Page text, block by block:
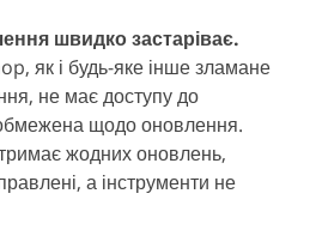
швидко застаріває.
як і будь-яке інше зламане
не має доступу до
щодо оновлення.
жодних оновлень,
а інструменти не